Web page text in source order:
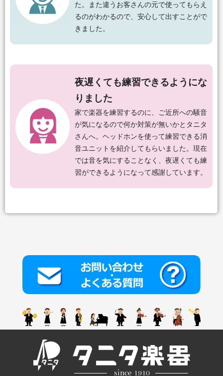
た。また違うお客さんの元で使ってもらえ
るのがわかるので、安心して出すことがで
きました。
夜遅くても練習できるようにな
りました
家で楽器を練習するのに、ご近所への騒音
が気になるので何か対策が無いかとタニタ
さんへ。ヘッドホンを使って練習できる消
音ユニットを紹介してもらいました。現在
では音を気にすることなく、夜遅くても練
習ができるようになって感謝しています。